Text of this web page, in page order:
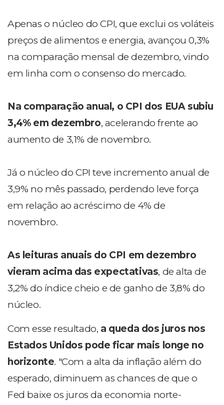
Apenas o núcleo do CPI, que exclui os voláteis
preços de alimentos e energia, avançou 0,3%
na comparação mensal de dezembro, vindo
em linha com o consenso do mercado.
Na comparação anual, o CPI dos EUA subiu
3,4% em dezembro, acelerando frente ao
aumento de 3,1% de novembro.
Já o núcleo do CPI teve incremento anual de
3,9% no mês passado, perdendo leve força
em relação ao acréscimo de 4% de
novembro.
As leituras anuais do CPI em dezembro
vieram acima das expectativas, de alta de
3,2% do índice cheio e de ganho de 3,8% do
núcleo.
Com esse resultado, a queda dos juros nos
Estados Unidos pode ficar mais longe no
horizonte. "Com a alta da inflação além do
esperado, diminuem as chances de que o
Fed baixe os juros da economia norte-